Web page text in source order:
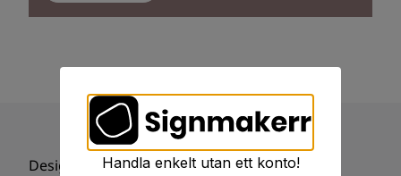
Designa din egna skylt
Handla enkelt utan ett konto!